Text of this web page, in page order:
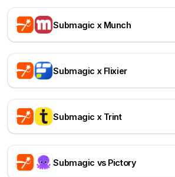
Submagic x Munch
Submagic x Flixier
Submagic x Trint
Submagic vs Pictory